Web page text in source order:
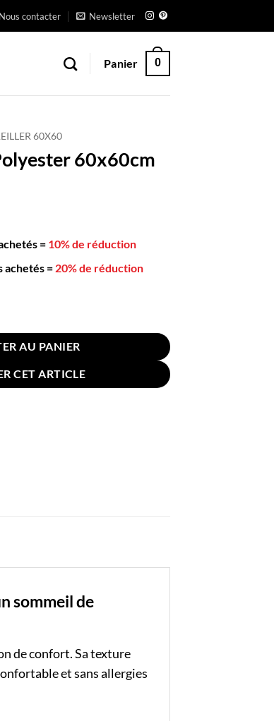
Nous contacter Newsletter
Panier 0
60X60
60x60cm
= 10% de réduction
achetés = 20% de réduction
60x60cm
AU PANIER
CET ARTICLE
sommeil de
de confort. Sa texture
et sans allergies